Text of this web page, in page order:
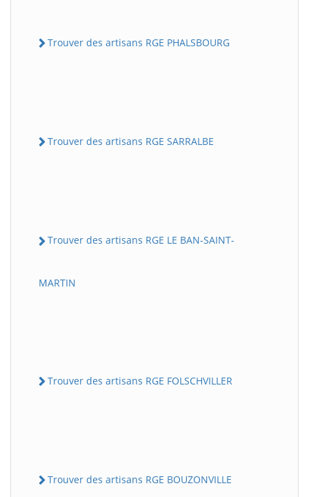
Trouver des artisans RGE PHALSBOURG
Trouver des artisans RGE SARRALBE
Trouver des artisans RGE LE BAN-SAINT-
MARTIN
Trouver des artisans RGE FOLSCHVILLER
Trouver des artisans RGE BOUZONVILLE